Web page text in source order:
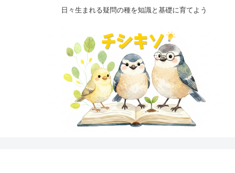
日々生まれる疑問の種を知識と基礎に育てよう